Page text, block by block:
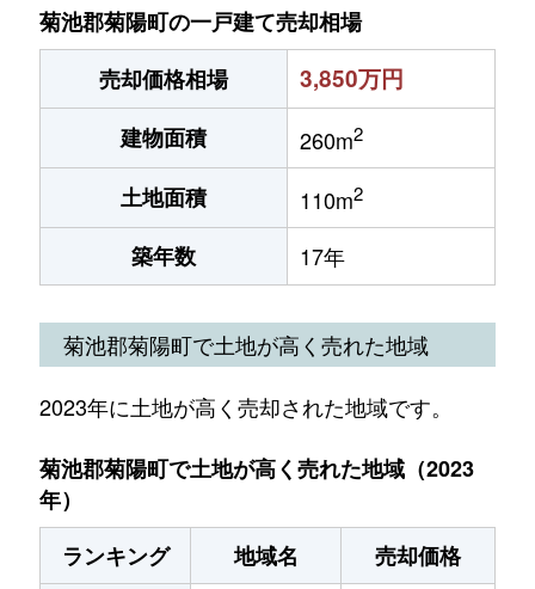
菊池郡菊陽町の一戸建て売却相場
売却価格相場
3,850万円
建物面積 260m2
土地面積 110m2
築年数 17年
菊池郡菊陽町で土地が高く売れた地域
2023年に土地が高く売却された地域です。
菊池郡菊陽町で土地が高く売れた地域（2023
年）
ランキング
地域名
売却価格